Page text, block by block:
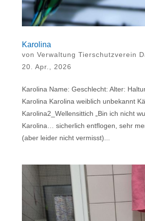
Karolina
von Verwaltung Tierschutzverein
20. Apr., 2026
Karolina Name: Geschlecht: Alter:
Karolina Karolina weiblich unbekannt
Karolina2_Wellensittich „Bin ich nicht
Karolina… sicherlich entflogen, sehr
(aber leider nicht vermisst)...